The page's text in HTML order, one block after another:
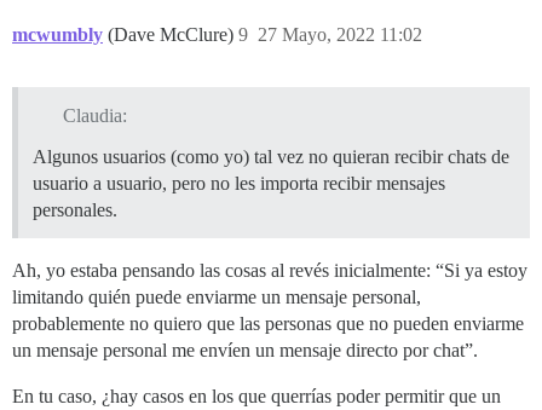
mcwumbly (Dave McClure) 27 Mayo, 2022 11:02
9
Claudia:
Algunos usuarios (como yo) tal vez no quieran recibir chats de
usuario a usuario, pero no les importa recibir mensajes
personales.
Ah, yo estaba pensando las cosas al revés inicialmente: “Si ya estoy
limitando quién puede enviarme un mensaje personal,
probablemente no quiero que las personas que no pueden enviarme
un mensaje personal me envíen un mensaje directo por chat”.
En tu caso, ¿hay casos en los que querrías poder permitir que un